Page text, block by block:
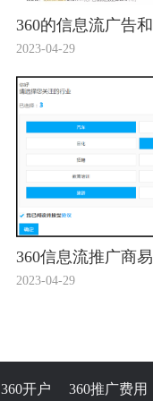
360的信息流广告
的介绍您看看！
2023-04-29
360信息流推广商
2023-04-29
360开户 360推广费用